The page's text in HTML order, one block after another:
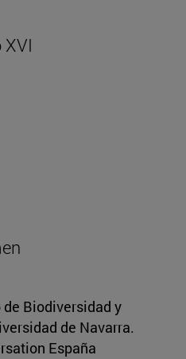
Biodiversidad y
de Navarra.
España